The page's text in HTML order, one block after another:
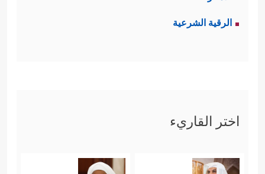
الرقية الشرعية
اختر القاريء